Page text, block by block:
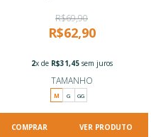
R$69,90
R$62,90
2x de R$31,45sem juros
TAMANHO
M G GG
VER PRODUTO